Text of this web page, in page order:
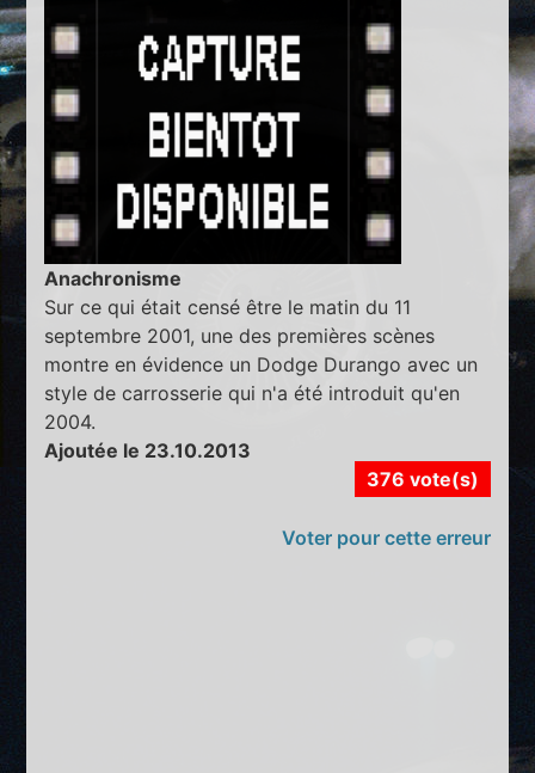
Anachronisme
Sur ce qui était censé être le matin du 11
septembre 2001, une des premières scènes
montre en évidence un Dodge Durango avec un
style de carrosserie qui n'a été introduit qu'en
2004.
Ajoutée le 23.10.2013
376 vote(s)
Voter pour cette erreur